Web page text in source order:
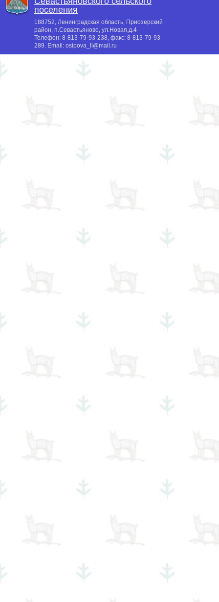
поселения
188752, Ленинградская область, Приозерский
район, п.Севастьяново, ул.Новая,д.4
Телефон: 8-813-79-93-238, факс: 8-813-79-93-
289. Email: osipova_ll@mail.ru